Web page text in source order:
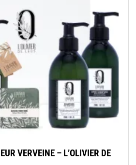
VERVEINE – L’OLIVIER DE